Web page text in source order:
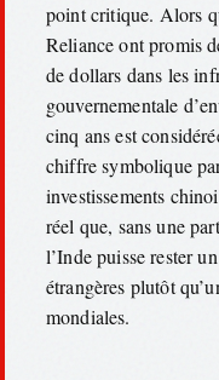
point critique. Alors
Reliance ont promis
de dollars dans les
gouvernementale
cinq ans est
chiffre symbolique
investissements
réel que, sans une
l’Inde puisse rester un
étrangères plutôt
mondiales.